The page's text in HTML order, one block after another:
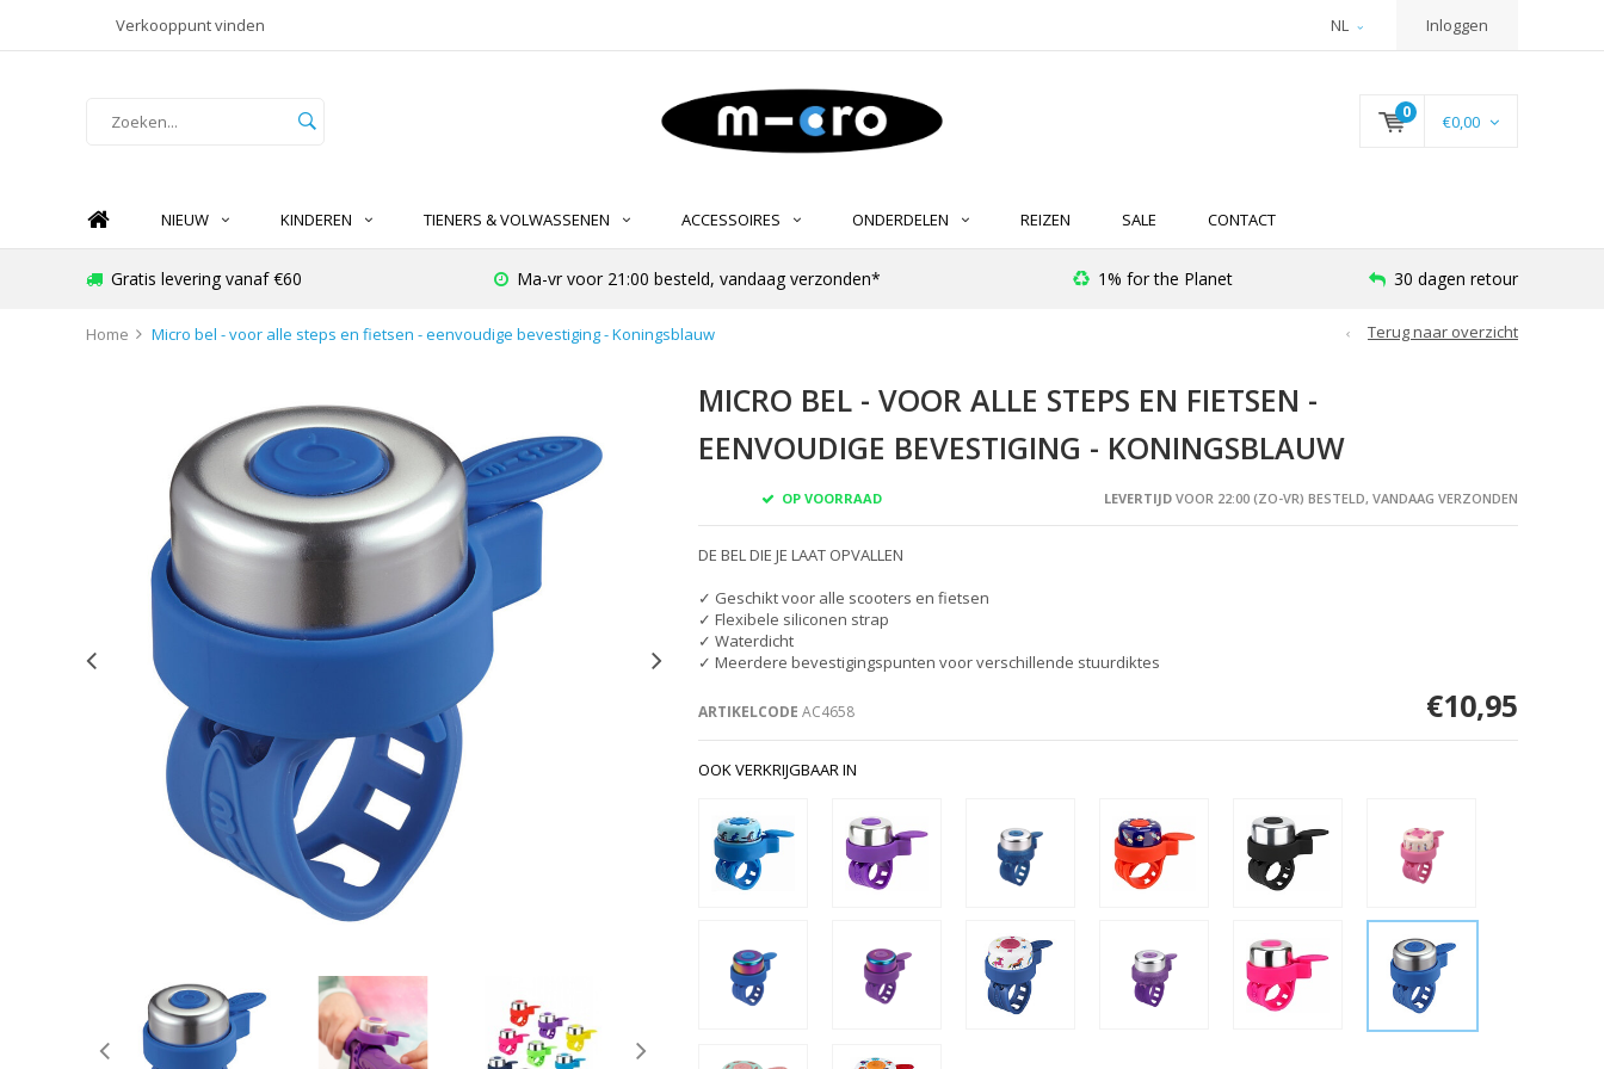
Verkooppunt vinden NL Inloggen
0 €0,00
NIEUW KINDEREN TIENERS & VOLWASSENEN ACCESSOIRES ONDERDELEN REIZEN SALE CONTACT
Gratis levering vanaf €60 Ma-vr voor 21:00 besteld, vandaag verzonden* 1% for the Planet 30 dagen retour
Home Micro bel - voor alle steps en fietsen - eenvoudige bevestiging - Koningsblauw Terug naar overzicht
MICRO BEL - VOOR ALLE STEPS EN FIETSEN -
EENVOUDIGE BEVESTIGING - KONINGSBLAUW
OP VOORRAAD LEVERTIJDVOOR 22:00 (ZO-VR) BESTELD, VANDAAG VERZONDEN
DE BEL DIE JE LAAT OPVALLEN
✓ Geschikt voor alle scooters en fietsen
✓ Flexibele siliconen strap
✓ Waterdicht
✓ Meerdere bevestigingspunten voor verschillende stuurdiktes
ARTIKELCODE AC4658 €10,95
OOK VERKRIJGBAAR IN